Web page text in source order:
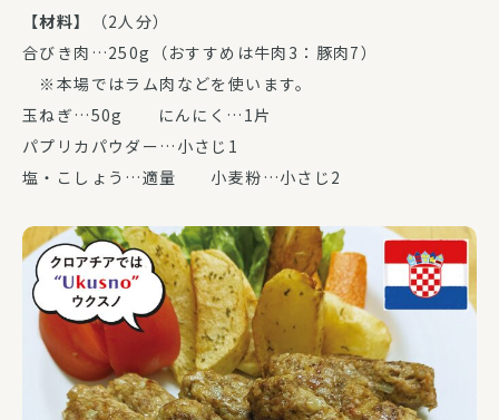
【材料】
（2人分）
合びき肉…250g（おすすめは牛肉3：豚肉7）
※本場ではラム肉などを使います。
玉ねぎ…50g にんにく…1片
パプリカパウダー…小さじ1
塩・こしょう…適量 小麦粉…小さじ2